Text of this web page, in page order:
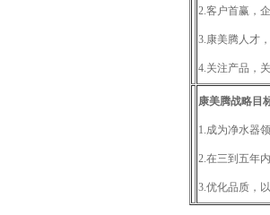
2.客户首赢，
3.康美腾人才
4.关注产品，
康美腾战略目
1.成为净水器
2.在三到五年
3.优化品质，